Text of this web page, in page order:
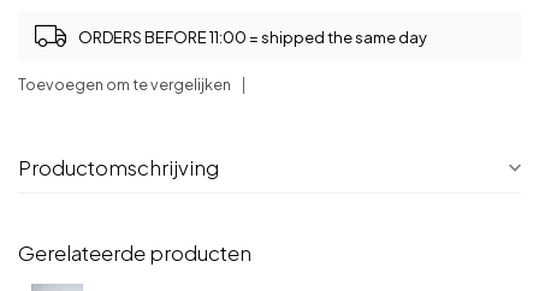
ORDERS BEFORE 11:00 = shipped the same day
Toevoegen om te vergelijken
Productomschrijving
Gerelateerde producten